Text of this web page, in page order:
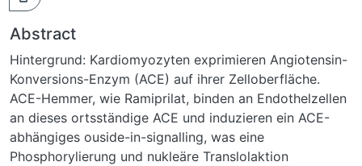
Abstract
Hintergrund: Kardiomyozyten exprimieren Angiotensin-
Konversions-Enzym (ACE) auf ihrer Zelloberfläche.
ACE-Hemmer, wie Ramiprilat, binden an Endothelzellen
an dieses ortsständige ACE und induzieren ein ACE-
abhängiges ouside-in-signalling, was eine
Phosphorylierung und nukleäre Translolaktion